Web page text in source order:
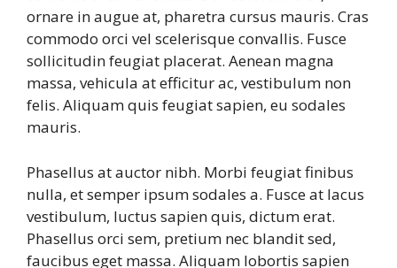
ornare in augue at, pharetra cursus mauris. Cras
commodo orci vel scelerisque convallis. Fusce
sollicitudin feugiat placerat. Aenean magna
massa, vehicula at efficitur ac, vestibulum non
felis. Aliquam quis feugiat sapien, eu sodales
mauris.
Phasellus at auctor nibh. Morbi feugiat finibus
nulla, et semper ipsum sodales a. Fusce at lacus
vestibulum, luctus sapien quis, dictum erat.
Phasellus orci sem, pretium nec blandit sed,
faucibus eget massa. Aliquam lobortis sapien